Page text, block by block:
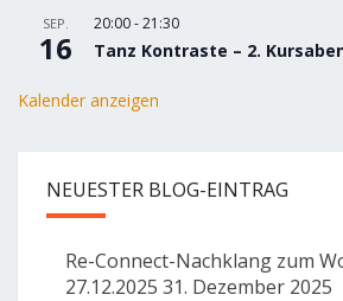
SEP.
16
20:00-21:30
Tanz Kontraste – 2.
Kalender anzeigen
NEUESTER BLOG-EINTRAG
Re-Connect-Nachklang zum
27.12.2025 31. Dezember 2025